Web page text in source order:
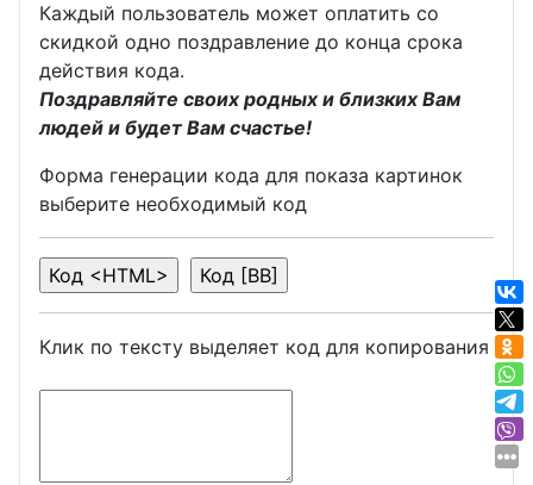
Каждый пользователь может оплатить со
скидкой одно поздравление до конца срока
действия кода.
Поздравляйте своих родных и близких Вам
людей и будет Вам счастье!
Форма генерации кода для показа картинок
выберите необходимый код
Клик по тексту выделяет код для копирования